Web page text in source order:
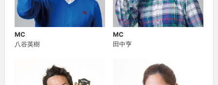
MC
八谷英樹
MC
田中亨